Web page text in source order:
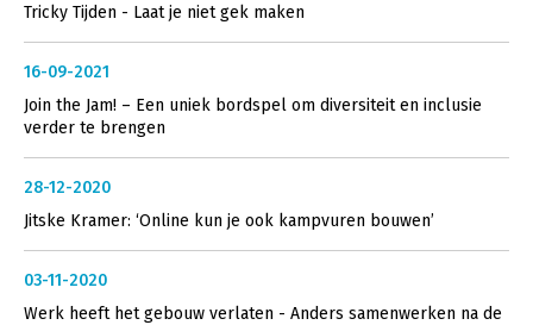
Tricky Tijden - Laat je niet gek maken
16-09-2021
Join the Jam! – Een uniek bordspel om diversiteit en inclusie
verder te brengen
28-12-2020
Jitske Kramer: ‘Online kun je ook kampvuren bouwen’
03-11-2020
Werk heeft het gebouw verlaten - Anders samenwerken na de